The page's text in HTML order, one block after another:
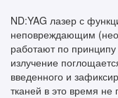
ND:YAG лазер с
неповреждающим
работают по
излучение
введенного и
тканей в это время не